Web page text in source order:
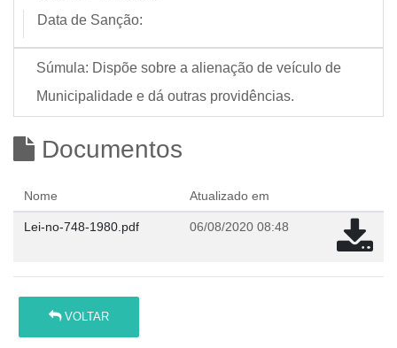
Data de Sanção:
Súmula: Dispõe sobre a alienação de veículo de
Municipalidade e dá outras providências.
Documentos
Nome Atualizado em
Lei-no-748-1980.pdf 06/08/2020 08:48
VOLTAR